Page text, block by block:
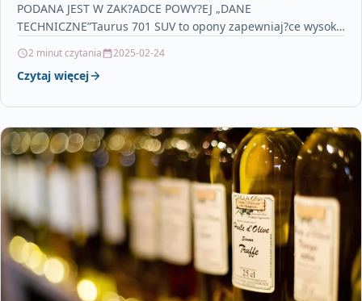
PODANA JEST W ZAK?ADCE POWY?EJ „DANE
TECHNICZNE”Taurus 701 SUV to opony zapewniaj?ce wysoki
2 minut czytania 2025-02-24
Czytaj więcej